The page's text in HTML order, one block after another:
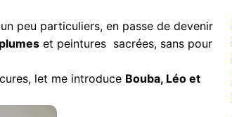
un peu particuliers, en passe de devenir
plumes et peintures sacrées, sans pour
let me introduce Bouba, Léo et